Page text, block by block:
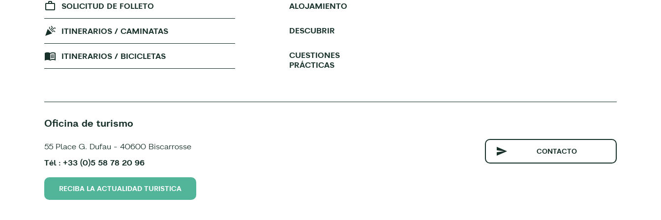
SOLICITUD DE FOLLETO
ITINERARIOS / CAMINATAS
ITINERARIOS / BICICLETAS
ALOJAMIENTO
DESCUBRIR
CUESTIONES
PRÁCTICAS
Oficina de turismo
55 Place G. Dufau - 40600 Biscarrosse
Tél : +33 (0)5 58 78 20 96
CONTACTO
RECIBA LA ACTUALIDAD TURISTICA